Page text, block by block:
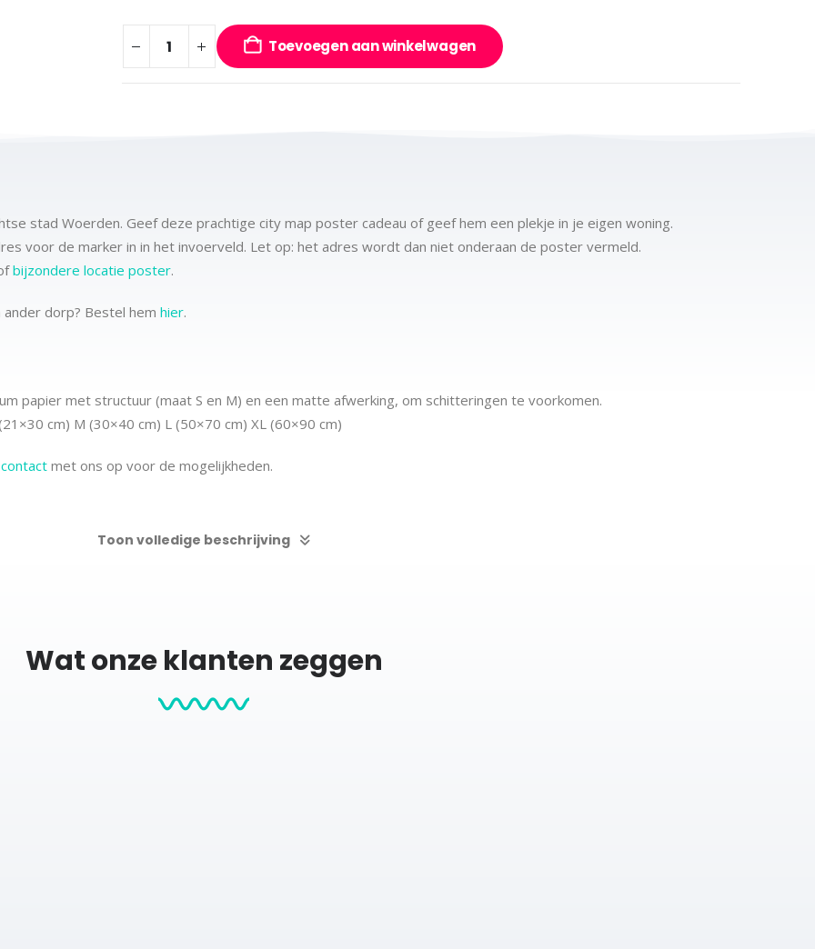
Toevoegen aan winkelwagen
stad Woerden. Geef deze prachtige city map poster cadeau of geef hem een plekje in je eigen woning.
voor de marker in in het invoerveld. Let op: het adres wordt dan niet onderaan de poster vermeld.
bijzondere locatie poster.
dorp? Bestel hem hier.
papier met structuur (maat S en M) en een matte afwerking, om schitteringen te voorkomen.
cm) M (30×40 cm) L (50×70 cm) XL (60×90 cm)
contact met ons op voor de mogelijkheden.
Toon volledige beschrijving
Wat onze klanten zeggen